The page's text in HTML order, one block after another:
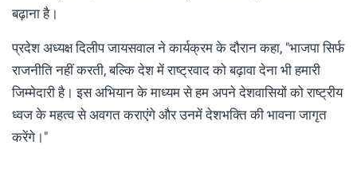
बढ़ाना है।
प्रदेश अध्यक्ष दिलीप जायसवाल ने कार्यक्रम के दौरान कहा, "भाजपा सिर्फ
राजनीति नहीं करती, बल्कि देश में राष्ट्रवाद को बढ़ावा देना भी हमारी
जिम्मेदारी है। इस अभियान के माध्यम से हम अपने देशवासियों को राष्ट्रीय
ध्वज के महत्व से अवगत कराएंगे और उनमें देशभक्ति की भावना जागृत
करेंगे।"